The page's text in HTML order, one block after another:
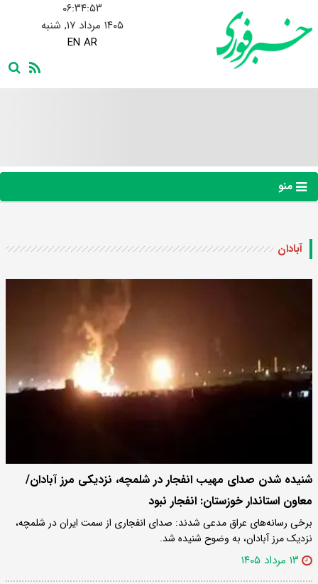
۰۶:۳۴:۵۴
۱۴۰۵ مرداد ۱۷, شنبه
EN AR
منو
آبادان
شنیده شدن صدای مهیب انفجار در شلمچه، نزدیکی مرز آبادان/
معاون استاندار خوزستان: انفجار نبود
برخی رسانه‌های عراق مدعی شدند: صدای انفجاری از سمت ایران در شلمچه،
نزدیک مرز آبادان، به وضوح شنیده شد.
۱۳ مرداد ۱۴۰۵